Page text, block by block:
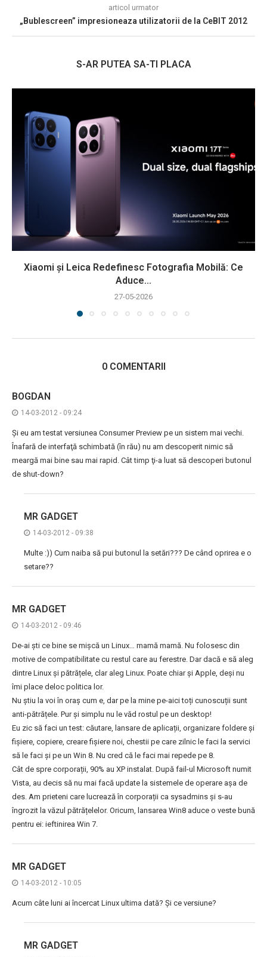
articol urmator
„Bublescreen” impresioneaza utilizatorii de la CeBIT 2012
S-AR PUTEA SA-TI PLACA
Xiaomi și Leica Redefinesc Fotografia Mobilă: Ce
Aduce...
27-05-2026
0 COMENTARII
BOGDAN
14-03-2012 - 09:24
Şi eu am testat versiunea Consumer Preview pe un sistem mai vechi.
Înafară de interfaţă schimbată (în rău) nu am descoperit nimic să
meargă mai bine sau mai rapid. Cât timp ţi-a luat să descoperi butonul
de shut-down?
MR GADGET
14-03-2012 - 09:38
Multe :)) Cum naiba să pui butonul la setări??? De când oprirea e o
setare??
MR GADGET
14-03-2012 - 09:46
De-ai ști ce bine se mișcă un Linux… mamă mamă. Nu folosesc din
motive de compatibilitate cu restul care au ferestre. Dar dacă e să aleg
dintre Linux și pătrățele, clar aleg Linux. Poate chiar și Apple, deși nu
îmi place deloc politica lor.
Nu știu la voi în oraș cum e, dar pe la mine pe-aici toți cunoscuții sunt
anti-pătrățele. Pur și simplu nu le văd rostul pe un desktop!
Eu zic să faci un test: căutare, lansare de aplicații, organizare foldere și
fișiere, copiere, creare fișiere noi, chestii pe care zilnic le faci la servici
să le faci și pe un Win 8. Nu cred că le faci mai repede pe 8.
Cât de spre corporații, 90% au XP instalat. După fail-ul Microsoft numit
Vista, au decis să nu mai facă update la sistemele de operare așa de
des. Am prieteni care lucrează în corporații ca sysadmins și s-au
îngrozit la văzul pătrățelelor. Oricum, lansarea Win8 aduce o veste bună
pentru ei: ieftinirea Win 7.
MR GADGET
14-03-2012 - 10:05
Acum câte luni ai încercat Linux ultima dată? Și ce versiune?
MR GADGET